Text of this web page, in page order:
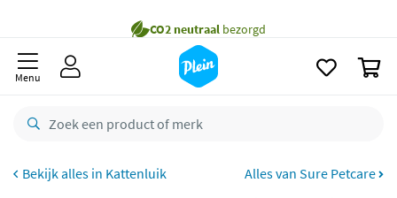
Gratis
besteld,
retourneren
CO2 neutraal bezorgd
Menu
Kattenluik Alles van Sure Petcare